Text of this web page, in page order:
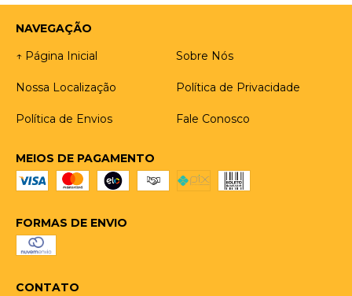
NAVEGAÇÃO
↑ Página Inicial
Sobre Nós
Nossa Localização Política de Privacidade
Política de Envios Fale Conosco
MEIOS DE PAGAMENTO
FORMAS DE ENVIO
CONTATO